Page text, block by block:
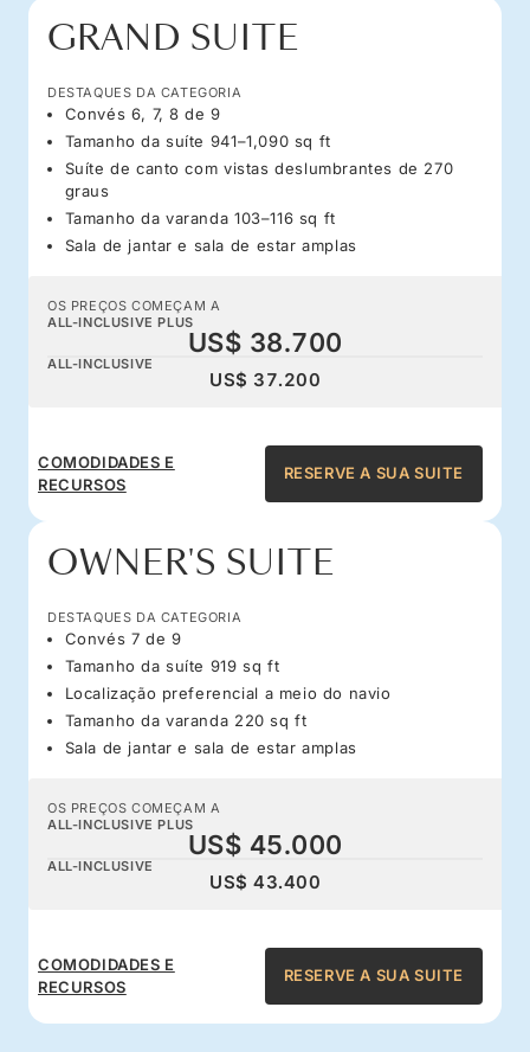
GRAND SUITE
DESTAQUES DA CATEGORIA
Convés 6, 7, 8 de 9
Tamanho da suíte 941–1,090 sq ft
Suíte de canto com vistas deslumbrantes de 270
graus
Tamanho da varanda 103–116 sq ft
Sala de jantar e sala de estar amplas
OS PREÇOS COMEÇAM A
ALL-INCLUSIVE PLUS
US$ 38.700
ALL-INCLUSIVE
US$ 37.200
COMODIDADES E
RECURSOS
RESERVE A SUA SUITE
OWNER'S SUITE
DESTAQUES DA CATEGORIA
Convés 7 de 9
Tamanho da suíte 919 sq ft
Localização preferencial a meio do navio
Tamanho da varanda 220 sq ft
Sala de jantar e sala de estar amplas
OS PREÇOS COMEÇAM A
ALL-INCLUSIVE PLUS
US$ 45.000
ALL-INCLUSIVE
US$ 43.400
COMODIDADES E
RECURSOS
RESERVE A SUA SUITE